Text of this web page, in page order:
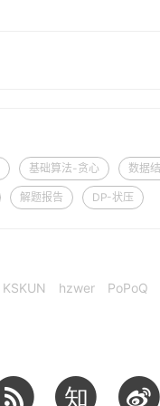
基础算法-贪心 数据
解题报告 DP-状压
KSKUN hzwer PoPoQ
知